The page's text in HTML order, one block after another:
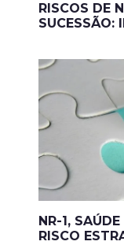
RISCOS DE
SUCESSÃO:
NR-1,
RISCO